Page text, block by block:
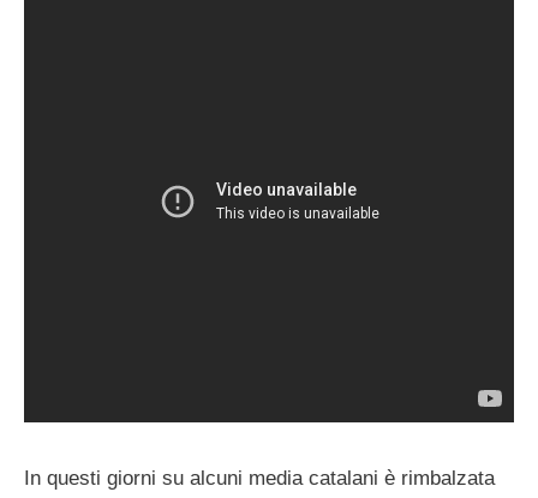
In questi giorni su alcuni media catalani è rimbalzata